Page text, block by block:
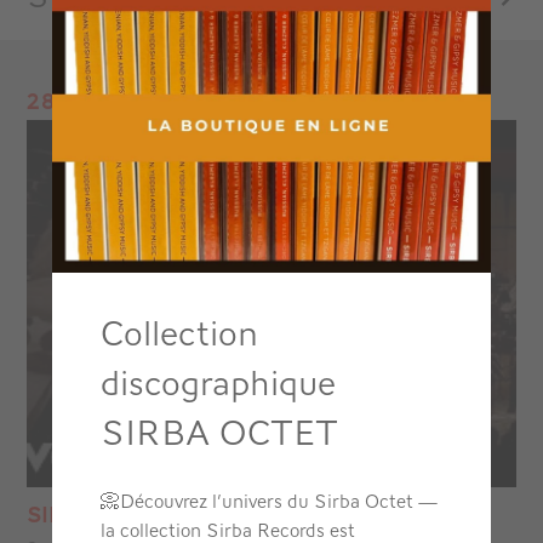
Collection
discographique
SIRBA OCTET
📀Découvrez l’univers du Sirba Octet —
la collection Sirba Records est
28.05.26
SIRBA ORCHESTRA !